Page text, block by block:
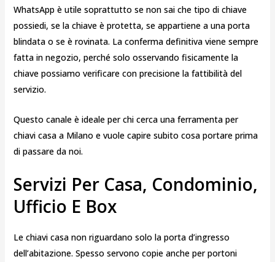
WhatsApp è utile soprattutto se non sai che tipo di chiave
possiedi, se la chiave è protetta, se appartiene a una porta
blindata o se è rovinata. La conferma definitiva viene sempre
fatta in negozio, perché solo osservando fisicamente la
chiave possiamo verificare con precisione la fattibilità del
servizio.
Questo canale è ideale per chi cerca una ferramenta per
chiavi casa a Milano e vuole capire subito cosa portare prima
di passare da noi.
Servizi Per Casa, Condominio,
Ufficio E Box
Le chiavi casa non riguardano solo la porta d’ingresso
dell’abitazione. Spesso servono copie anche per portoni